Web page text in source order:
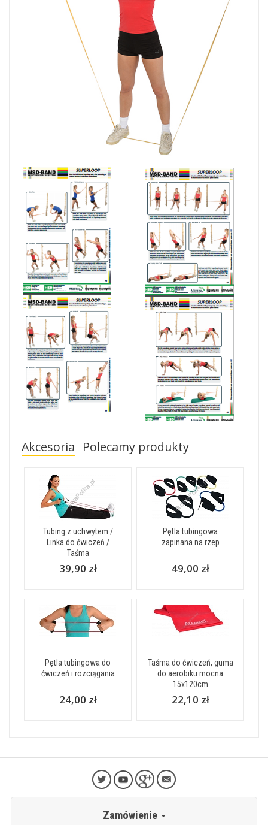
Akcesoria Polecamy produkty
Tubing z uchwytem /
Linka do ćwiczeń /
Taśma
39,90 zł
Pętla tubingowa
zapinana na rzep
49,00 zł
Pętla tubingowa do
ćwiczeń i rozciągania
24,00 zł
Taśma do ćwiczeń, guma
do aerobiku mocna
15x120cm
22,10 zł
Zamówienie